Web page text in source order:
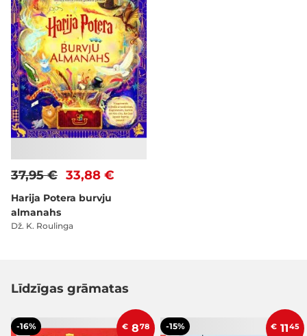
33,88 €
37,95 €
Harija Potera burvju
almanahs
Dž. K. Roulinga
Līdzīgas grāmatas
-16% € 878 -15% € 1145